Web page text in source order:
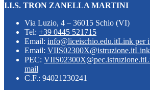
I.I.S. TRON ZANELLA MARTINI
Via Luzio, 4 – 36015 Schio (VI)
Tel: +39 0445 521715
Email: info@liceischio.edu.itLink per
Email: VIIS02300X@istruzione.itLink
PEC: VIIS02300X@pec.istruzione.it
mail
C.F.: 94021230241